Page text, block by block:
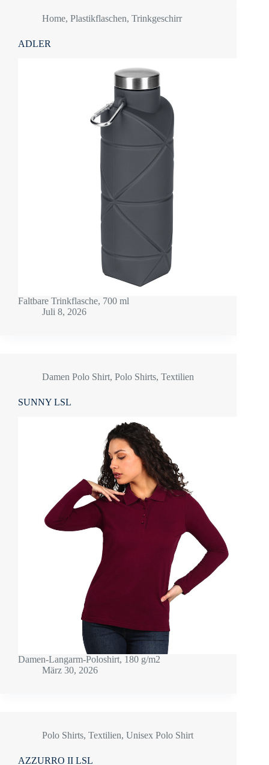
Home, Plastikflaschen, Trinkgeschirr
ADLER
Faltbare Trinkflasche, 700 ml
Juli 8, 2026
Damen Polo Shirt, Polo Shirts, Textilien
SUNNY LSL
Damen-Langarm-Poloshirt, 180 g/m2
März 30, 2026
Polo Shirts, Textilien, Unisex Polo Shirt
AZZURRO II LSL